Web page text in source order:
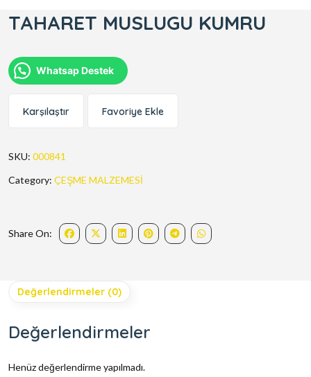
TAHARET MUSLUGU KUMRU
Whatsap Destek
Karşılaştır Favoriye Ekle
SKU: 000841
Category: ÇEŞME MALZEMESİ
Share On:
Değerlendirmeler (0)
Değerlendirmeler
Henüz değerlendirme yapılmadı.